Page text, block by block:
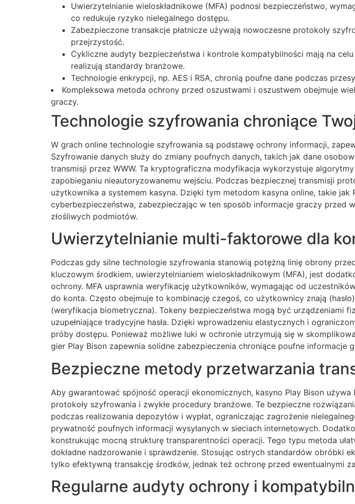
Uwierzytelnianie wieloskładnikowe (MFA) podnosi bezpieczeństwo,
co redukuje ryzyko nielegalnego dostępu.
Zabezpieczone transakcje płatnicze używają nowoczesne protokoły
przejrzystość.
Cykliczne audyty bezpieczeństwa i kontrole kompatybilności mają na
realizują standardy branżowe.
Technologie enkrypcji, np. AES i RSA, chronią poufne dane podczas
Kompleksowa metoda ochrony przed oszustwami i oszustwem obejmuje
graczy.
Technologie szyfrowania chroniące
W grach online technologie szyfrowania są podstawę ochrony informacji,
Szyfrowanie danych służy do zmiany poufnych danych, takich jak dane
transmisji przez WWW. Ta kryptograficzna modyfikacja wykorzystuje
zapobieganiu nieautoryzowanemu wejściu. Podczas bezpiecznej transmisji
użytkownika a systemem kasyna. Dzięki tym metodom kasyna online, takie
cyberbezpieczeństwa, zabezpieczając w ten sposób informacje graczy przed
złośliwych podmiotów.
Uwierzytelnianie multi-faktorowe dla
Podczas gdy silne technologie szyfrowania stanowią potężną linię obrony
kluczowym środkiem, uwierzytelnianiem wieloskładnikowym (MFA), jest
ochrony. MFA usprawnia weryfikację użytkowników, wymagając od
do konta. Często obejmuje to kombinację czegoś, co użytkownicy znają
(weryfikacja biometryczna). Tokeny bezpieczeństwa mogą być urządzeniami
uzupełniające tradycyjne hasła. Dzięki wprowadzeniu elastycznych i
próby dostępu. Ponieważ możliwe luki w ochronie utrzymują się w
gier Play Bison zapewnia solidne zabezpieczenia chroniące poufne informacje
Bezpieczne metody przetwarzania
Aby gwarantować spójność operacji ekonomicznych, kasyno Play Bison
protokoły szyfrowania i zwykłe procedury branżowe. Te bezpieczne
podczas realizowania depozytów i wypłat, ograniczając zagrożenie
prywatność poufnych informacji wysyłanych w sieciach internetowych.
konstrukując mocną strukturę transparentności operacji. Tego typu metoda
dokładne nadzorowanie i sprawdzenie. Stosując ostrych standardów obróbki
tylko efektywną transakcję środków, jednak też ochronę przed ewentualnymi
Regularne audyty ochrony i